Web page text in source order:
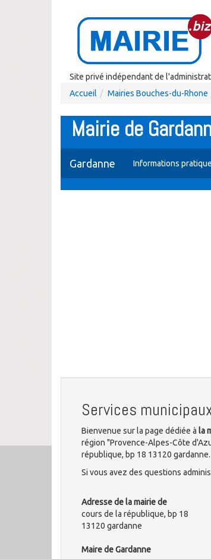
Site privé indépendant de
Accueil
Mairies Bouches-du-Rhone
Mairie de
Gardanne Informations
Services
Bienvenue sur la page dédiée à la
région "Provence-Alpes-Côte
république, bp 18 13120 gardanne.
Si vous avez des questions
Adresse de la mairie de
cours de la république, bp 18
13120 gardanne
Maire de Gardanne